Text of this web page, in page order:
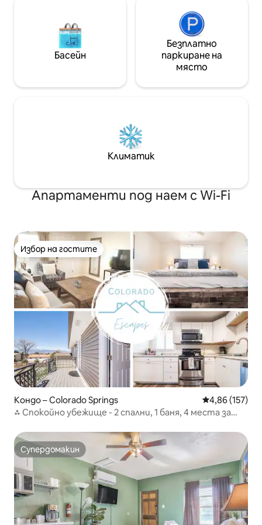
Басейн
Безплатно
паркиране на
място
Климатик
Апартаменти под наем с Wi-Fi
Избор на гостите
Избор на гостите
Кондо – Colorado Springs Средна
4,86 (157)
⁂ Спокойно убежище - 2 спални, 1 баня, 4 места за
Супердомакин
Супердомакин